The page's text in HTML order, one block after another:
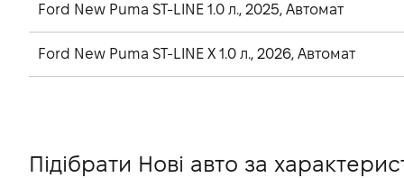
Ford New Puma ST-LINE 1.0 л., 2025, Автомат
Ford New Puma ST-LINE X 1.0 л., 2026, Автомат
Підібрати Нові авто за